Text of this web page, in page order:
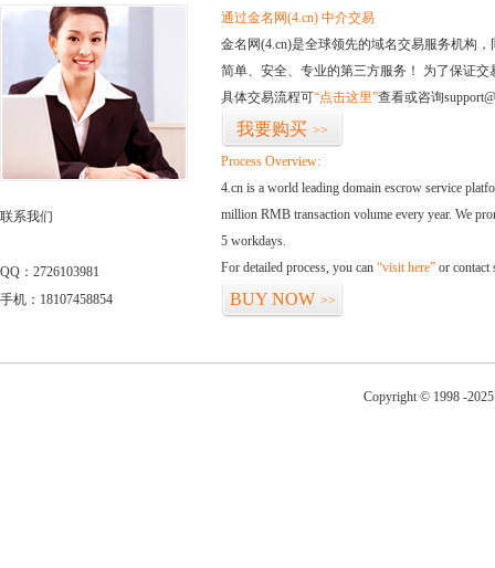
联系我们
QQ：2726103981
手机：18107458854
通过金名网(4.cn) 中介交易
金名网(4.cn)是全球领先的域名交易服务机构
简单、安全、专业的第三方服务！ 为了保证
具体交易流程可“点击这里”查看或咨询
我要购买 >>
Process Overview:
4.cn is a world leading domain escrow service
million RMB transaction volume every year. We
5 workdays.
For detailed process, you can “visit here” or contact
BUY NOW >>
Copyright © 1998 -